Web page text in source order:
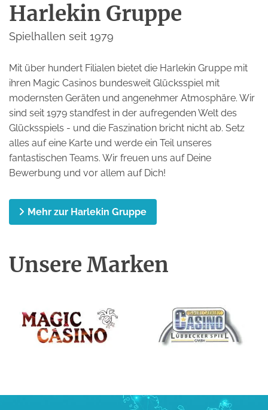
Harlekin Gruppe
Spielhallen seit 1979
Mit über hundert Filialen bietet die Harlekin Gruppe mit
ihren Magic Casinos bundesweit Glücksspiel mit
modernsten Geräten und angenehmer Atmosphäre. Wir
sind seit 1979 standfest in der aufregenden Welt des
Glücksspiels - und die Faszination bricht nicht ab. Setz
alles auf eine Karte und werde ein Teil unseres
fantastischen Teams. Wir freuen uns auf Deine
Bewerbung und vor allem auf Dich!
Mehr zur Harlekin Gruppe
Unsere Marken